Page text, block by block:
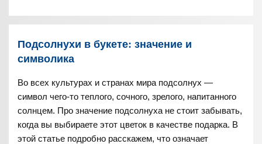
Подсолнухи в букете: значение и
символика
Во всех культурах и странах мира подсолнух —
символ чего-то теплого, сочного, зрелого, напитанного
солнцем. Про значение подсолнуха не стоит забывать,
когда вы выбираете этот цветок в качестве подарка. В
этой статье подробно расскажем, что означает